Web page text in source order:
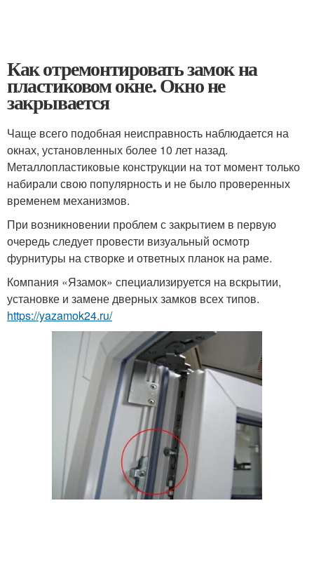
Как отремонтировать замок на
пластиковом окне. Окно не
закрывается
Чаще всего подобная неисправность наблюдается на
окнах, установленных более 10 лет назад.
Металлопластиковые конструкции на тот момент только
набирали свою популярность и не было проверенных
временем механизмов.
При возникновении проблем с закрытием в первую
очередь следует провести визуальный осмотр
фурнитуры на створке и ответных планок на раме.
Компания «Язамок» специализируется на вскрытии,
установке и замене дверных замков всех типов.
https://yazamok24.ru/